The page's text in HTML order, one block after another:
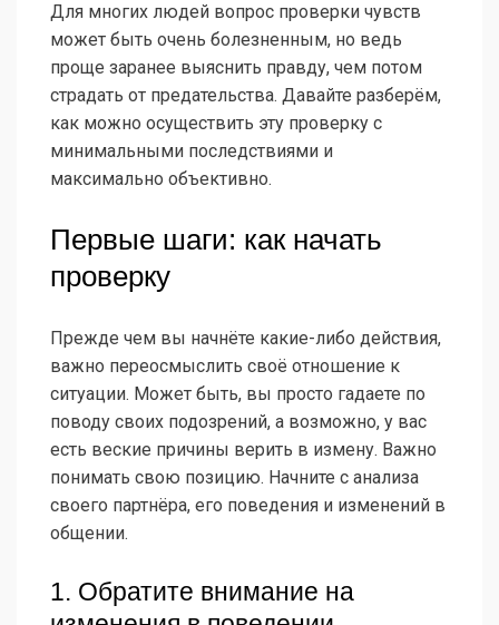
Для многих людей вопрос проверки чувств
может быть очень болезненным, но ведь
проще заранее выяснить правду, чем потом
страдать от предательства. Давайте разберём,
как можно осуществить эту проверку с
минимальными последствиями и
максимально объективно.
Первые шаги: как начать
проверку
Прежде чем вы начнёте какие-либо действия,
важно переосмыслить своё отношение к
ситуации. Может быть, вы просто гадаете по
поводу своих подозрений, а возможно, у вас
есть веские причины верить в измену. Важно
понимать свою позицию. Начните с анализа
своего партнёра, его поведения и изменений в
общении.
1. Обратите внимание на